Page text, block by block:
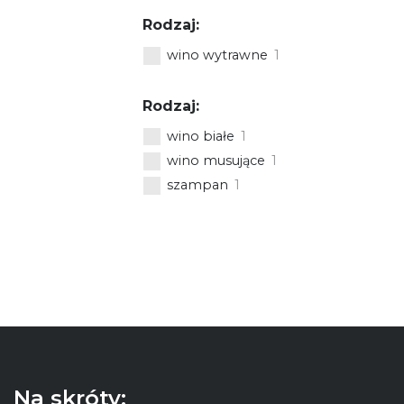
Rodzaj:
wino wytrawne 1
Rodzaj:
wino białe 1
wino musujące 1
szampan 1
Na skróty: